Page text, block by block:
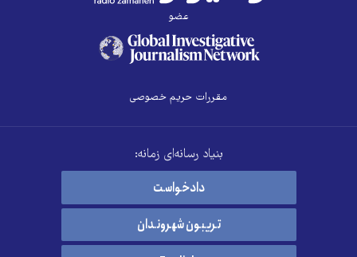
عضو
مقررات حریم خصوصی
بنیاد رسانه‌ای زمانه:
دادخواست
تریبون شهروندان